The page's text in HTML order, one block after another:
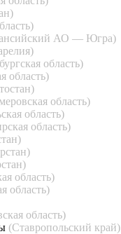
АО — Югра)
область)
область)
область)
область)
область)
область)
область)
область)
(Ставропольский край)